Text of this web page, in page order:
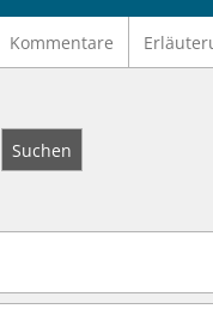
Kommentare
"*", Bsp.
Suchen